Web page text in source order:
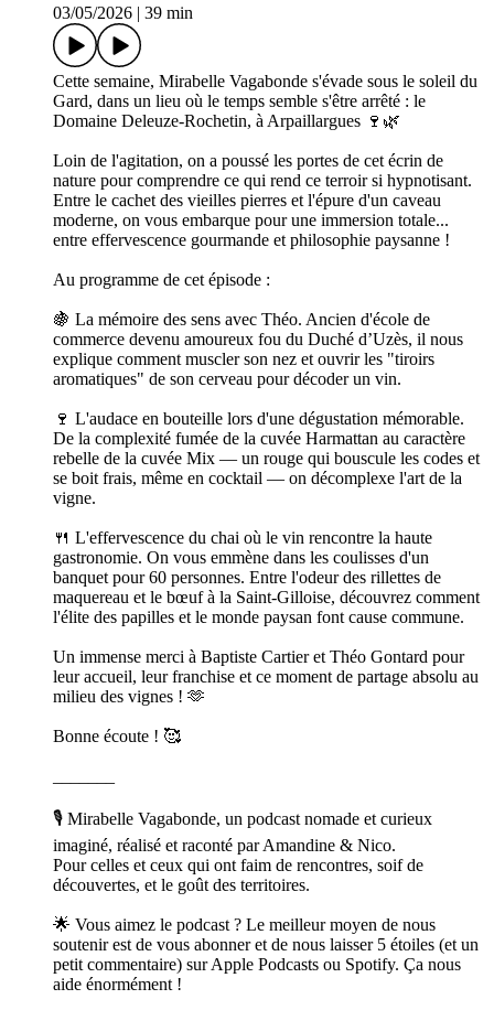
03/05/2026
39 min
Cette semaine, Mirabelle Vagabonde s'évade sous le soleil du
Gard, dans un lieu où le temps semble s'être arrêté : le
Domaine Deleuze-Rochetin, à Arpaillargues 🍷🌿
Loin de l'agitation, on a poussé les portes de cet écrin de
nature pour comprendre ce qui rend ce terroir si hypnotisant.
Entre le cachet des vieilles pierres et l'épure d'un caveau
moderne, on vous embarque pour une immersion totale...
entre effervescence gourmande et philosophie paysanne !
Au programme de cet épisode :
🍇 La mémoire des sens avec Théo. Ancien d'école de
commerce devenu amoureux fou du Duché d’Uzès, il nous
explique comment muscler son nez et ouvrir les "tiroirs
aromatiques" de son cerveau pour décoder un vin.
🍷 L'audace en bouteille lors d'une dégustation mémorable.
De la complexité fumée de la cuvée Harmattan au caractère
rebelle de la cuvée Mix — un rouge qui bouscule les codes et
se boit frais, même en cocktail — on décomplexe l'art de la
vigne.
🍴 L'effervescence du chai où le vin rencontre la haute
gastronomie. On vous emmène dans les coulisses d'un
banquet pour 60 personnes. Entre l'odeur des rillettes de
maquereau et le bœuf à la Saint-Gilloise, découvrez comment
l'élite des papilles et le monde paysan font cause commune.
Un immense merci à Baptiste Cartier et Théo Gontard pour
leur accueil, leur franchise et ce moment de partage absolu au
milieu des vignes ! 🫶
Bonne écoute ! 🥰
🎙️ Mirabelle Vagabonde, un podcast nomade et curieux
imaginé, réalisé et raconté par Amandine & Nico.
Pour celles et ceux qui ont faim de rencontres, soif de
découvertes, et le goût des territoires.
🌟 Vous aimez le podcast ? Le meilleur moyen de nous
soutenir est de vous abonner et de nous laisser 5 étoiles (et un
petit commentaire) sur Apple Podcasts ou Spotify. Ça nous
aide énormément !